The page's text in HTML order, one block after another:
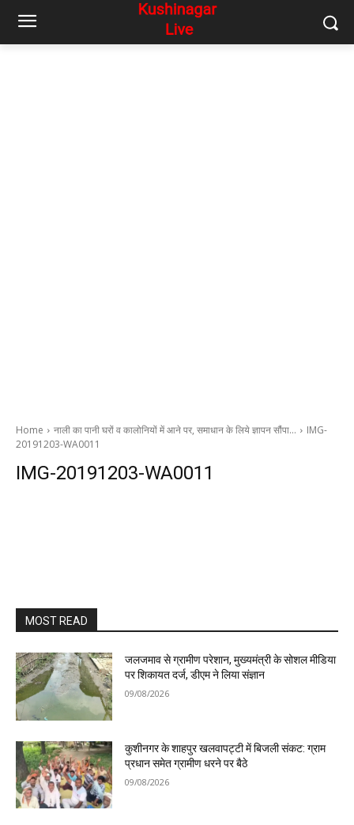
Home नाली का पानी घरों व कालोनियों में आने पर, समाधान के लिये ज्ञापन सौंपा…
IMG-
20191203-WA0011
IMG-20191203-WA0011
MOST READ
जलजमाव से ग्रामीण परेशान, मुख्यमंत्री के सोशल मीडिया
पर शिकायत दर्ज, डीएम ने लिया संज्ञान
09/08/2026
कुशीनगर के शाहपुर खलवापट्टी में बिजली संकट: ग्राम
प्रधान समेत ग्रामीण धरने पर बैठे
09/08/2026